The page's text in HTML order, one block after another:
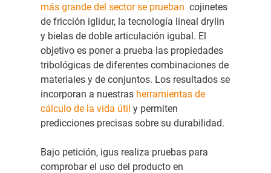
más grande del sector se prueban cojinetes
de fricción iglidur, la tecnología lineal drylin
y bielas de doble articulación igubal. El
objetivo es poner a prueba las propiedades
tribológicas de diferentes combinaciones de
materiales y de conjuntos. Los resultados se
incorporan a nuestras herramientas de
cálculo de la vida útil y permiten
predicciones precisas sobre su durabilidad.
Bajo petición, igus realiza pruebas para
comprobar el uso del producto en